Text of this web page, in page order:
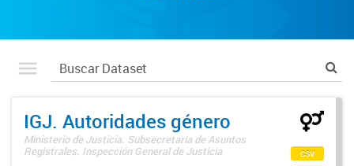
IGJ. Autoridades género
Ministerio de Justicia. Subsecretaría de Asuntos
Registrales. Inspección General de Justicia
csv